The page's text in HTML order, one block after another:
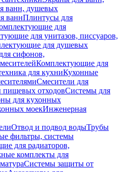
ванн, душевых
ваннПлинтусы для
для
для унитазов, писсуаров,
для душевых
сифонов,
Комплектующие для
для кухниКухонные
Смесители для
пищевых отходовСистемы для
для кухонных
моекИнженерная
Отвод и подвод водыТрубы
фильтры, системы
для радиаторов,
комплекты для
Системы защиты от